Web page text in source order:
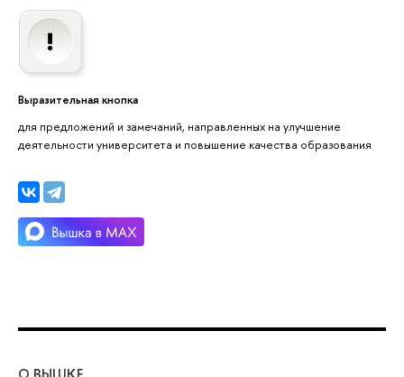
Выразительная кнопка
для предложений и замечаний, направленных на улучшение
деятельности университета и повышение качества образования